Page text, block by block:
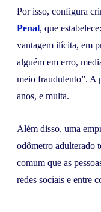
Por isso, configura
Penal, que
vantagem ilícita, em
alguém em erro,
meio fraudulento”. A
anos, e multa.
Além disso, uma
odômetro adulterado
comum que as
redes sociais e entre